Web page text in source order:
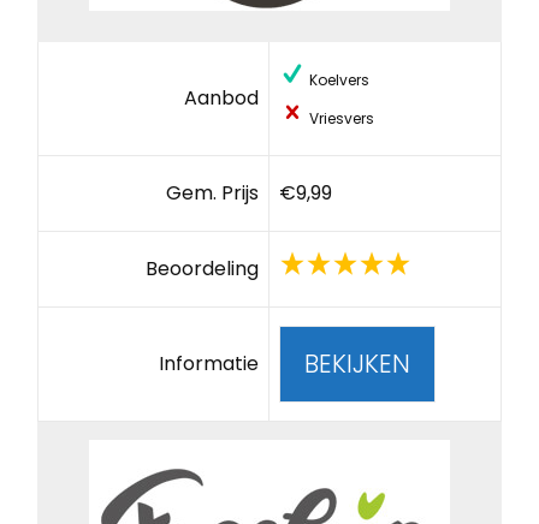
Aanbod
Koelvers
Vriesvers
Gem. Prijs €9,99
Beoordeling
Informatie BEKIJKEN